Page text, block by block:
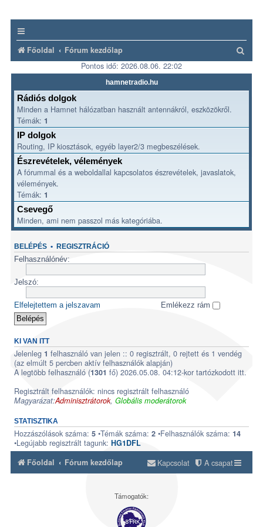
Főoldal Fórum kezdőlap
é
Pontos idő: 2026.08.06. 22:02
hamnetradio.hu
Rádiós dolgok
Minden a Hamnet hálózatban használt antennákról, eszközökről.
Témák: 1
IP dolgok
Routing, IP kiosztások, egyéb layer2/3 megbeszélések.
Észrevételek, vélemények
A fórummal és a weboldallal kapcsolatos észrevételek, javaslatok,
vélemények.
Témák:1
Csevegő
Minden, ami nem passzol más kategóriába.
BELÉPÉS • REGISZTRÁCIÓ
Felhasználónév:
Jelszó:
Elfelejtettem a jelszavam Emlékezz rám
KI VAN ITT
Jelenleg1 felhasználó van jelen :: 0 regisztrált, 0 rejtett és 1 vendég
(az elmúlt 5 percben aktív felhasználók alapján)
A legtöbb felhasználó (1301 fő) 2026.05.08. 04:12-kor tartózkodott itt.
Regisztrált felhasználók: nincs regisztrált felhasználó
Magyarázat:Adminisztrátorok,Globális moderátorok
STATISZTIKA
Hozzászólások száma:5 •Témák száma:2 •Felhasználók száma:14
•Legújabb regisztrált tagunk:HG1DFL
Főoldal
Fórum kezdőlap A csapat
Kapcsolat
Támogatók: